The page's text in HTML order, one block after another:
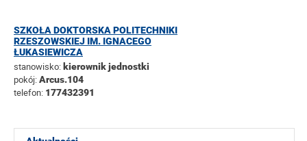
SZKOŁA DOKTORSKA POLITECHNIKI
RZESZOWSKIEJ IM. IGNACEGO
ŁUKASIEWICZA
stanowisko: kierownik jednostki
pokój:Arcus.104
telefon: 177432391